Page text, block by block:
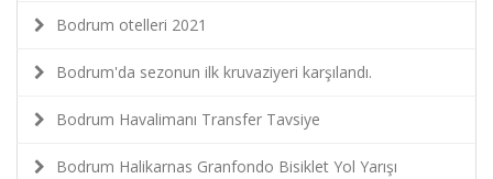
Bodrum otelleri 2021
Bodrum'da sezonun ilk kruvaziyeri karşılandı.
Bodrum Havalimanı Transfer Tavsiye
Bodrum Halikarnas Granfondo Bisiklet Yol Yarışı